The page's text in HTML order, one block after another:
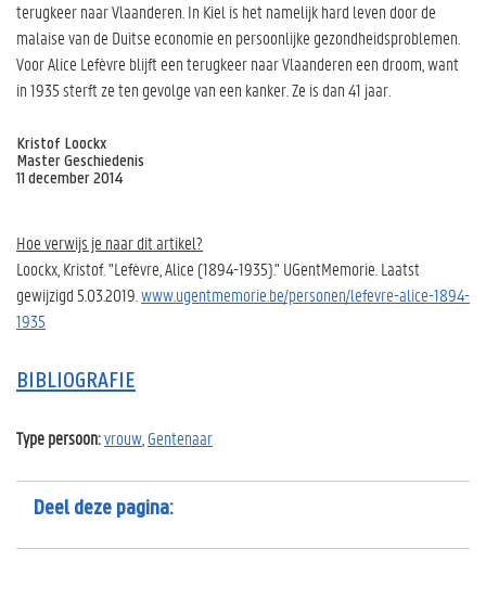
terugkeer naar Vlaanderen. In Kiel is het namelijk hard leven door de
malaise van de Duitse economie en persoonlijke gezondheidsproblemen.
Voor Alice Lefèvre blijft een terugkeer naar Vlaanderen een droom, want
in 1935 sterft ze ten gevolge van een kanker. Ze is dan 41 jaar.
Kristof Loockx
Master Geschiedenis
11 december 2014
Hoe verwijs je naar dit artikel?
Loockx, Kristof. "Lefèvre, Alice (1894-1935)." UGentMemorie. Laatst
gewijzigd 5.03.2019. www.ugentmemorie.be/personen/lefevre-alice-1894-
1935
BIBLIOGRAFIE
Type persoon:vrouw Gentenaar
Deel deze pagina: